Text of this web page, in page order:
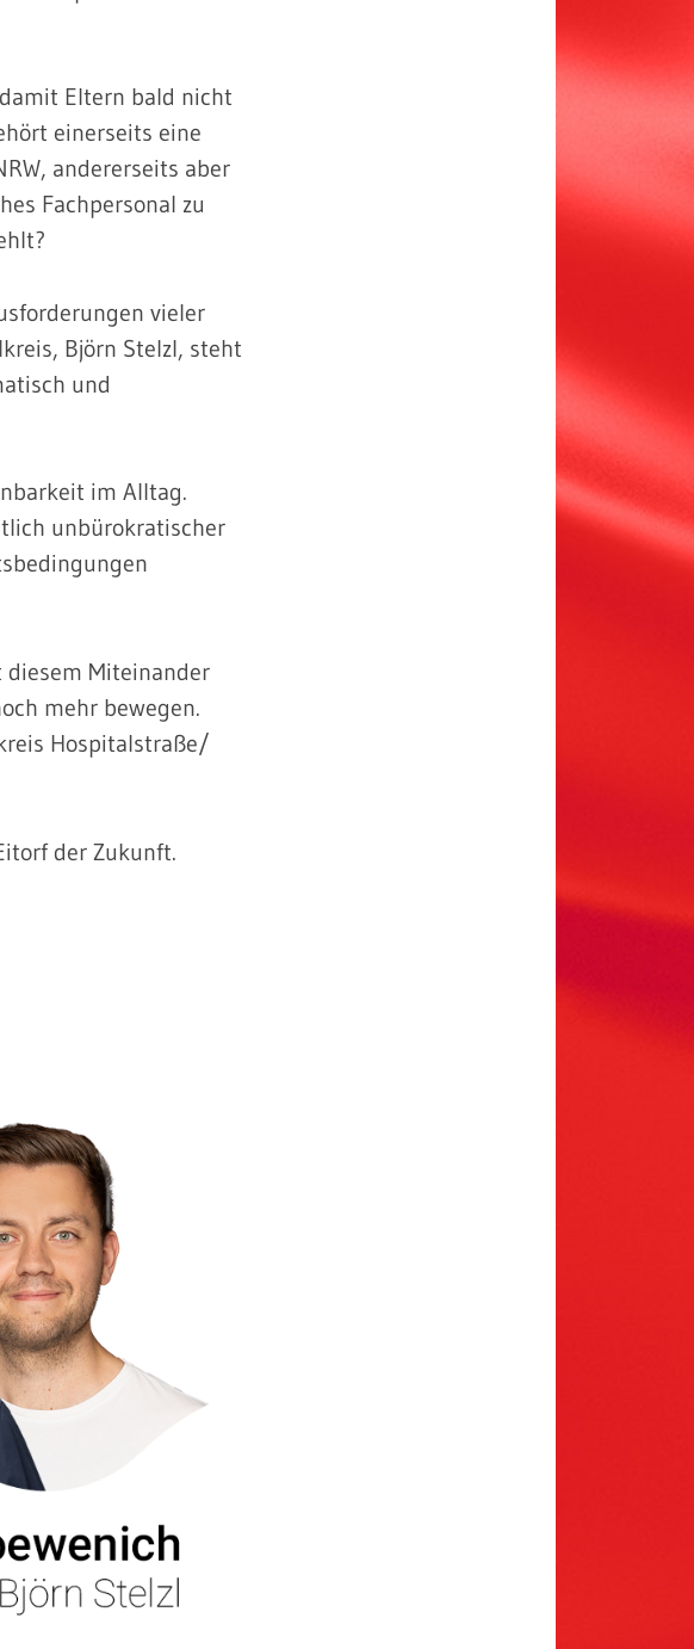
Eltern bald nicht
einerseits eine
andererseits aber
Fachpersonal zu
vieler
Björn Stelzl, steht
und
im Alltag.
unbürokratischer
diesem Miteinander
mehr bewegen.
Hospitalstraße/
der Zukunft.